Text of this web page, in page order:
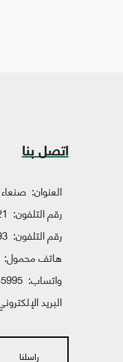
اتصل بنا
العنوان:
رقم التلفون:
رقم التلفون:
هاتف محمول:
واتساب: 770445995
البريد
راسلنا